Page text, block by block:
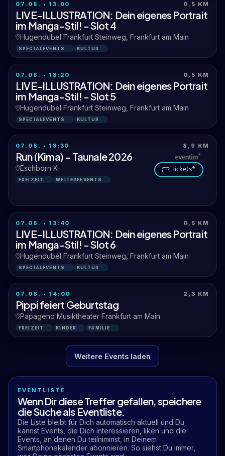
07.08. • 13:00 0,5 KM
LIVE-ILLUSTRATION: Dein eigenes Portrait
im Manga-Stil! - Slot 4
Hugendubel Frankfurt Steinweg, Frankfurt am Main
SPECIALEVENTS KULTUR
07.08. • 13:20 0,5 KM
LIVE-ILLUSTRATION: Dein eigenes Portrait
im Manga-Stil! - Slot 5
Hugendubel Frankfurt Steinweg, Frankfurt am Main
SPECIALEVENTS KULTUR
07.08. • 13:30 8,9 KM
Run (Kima) - Taunale 2026
Eschborn K
FREIZEIT WEITEREEVENTS
Tickets*
07.08. • 13:40 0,5 KM
LIVE-ILLUSTRATION: Dein eigenes Portrait
im Manga-Stil! - Slot 6
Hugendubel Frankfurt Steinweg, Frankfurt am Main
SPECIALEVENTS KULTUR
07.08. • 14:00 2,3 KM
Pippi feiert Geburtstag
Papageno Musiktheater Frankfurt am Main
FREIZEIT KINDER FAMILIE
Weitere Events laden
EVENTLISTE
Wenn Dir diese Treffer gefallen, speichere
die Suche als Eventliste.
Die Liste bleibt für Dich automatisch aktuell und Du
kannst Events, die Dich interessieren, liken und die
Events, an denen Du teilnimmst, in Deinem
Smartphonekalender abonnieren. So siehst Du immer,